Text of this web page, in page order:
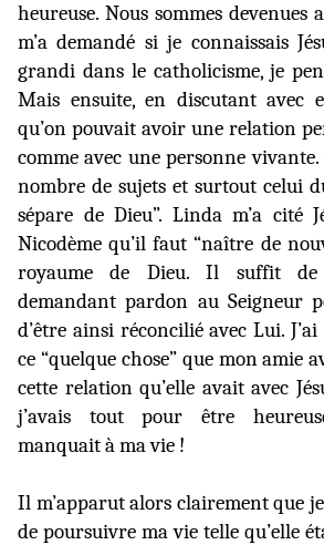
heureuse. Nous sommes devenues
m’a demandé si je connaissais
grandi dans le catholicisme, je
Mais ensuite, en discutant avec
qu’on pouvait avoir une relation
comme avec une personne
nombre de sujets et surtout celui
sépare de Dieu”. Linda m’a cité
Nicodème qu’il faut “naître de
royaume de Dieu. Il suffit
demandant pardon au Seigneur
d’être ainsi réconcilié avec Lui.
ce “quelque chose” que mon amie
cette relation qu’elle avait avec
j’avais tout pour être
manquait à ma vie !
Il m’apparut alors clairement que
de poursuivre ma vie telle qu’elle